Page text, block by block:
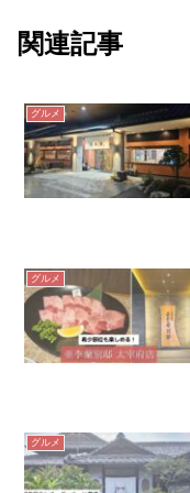
関連記事
グルメ
グルメ
グルメ